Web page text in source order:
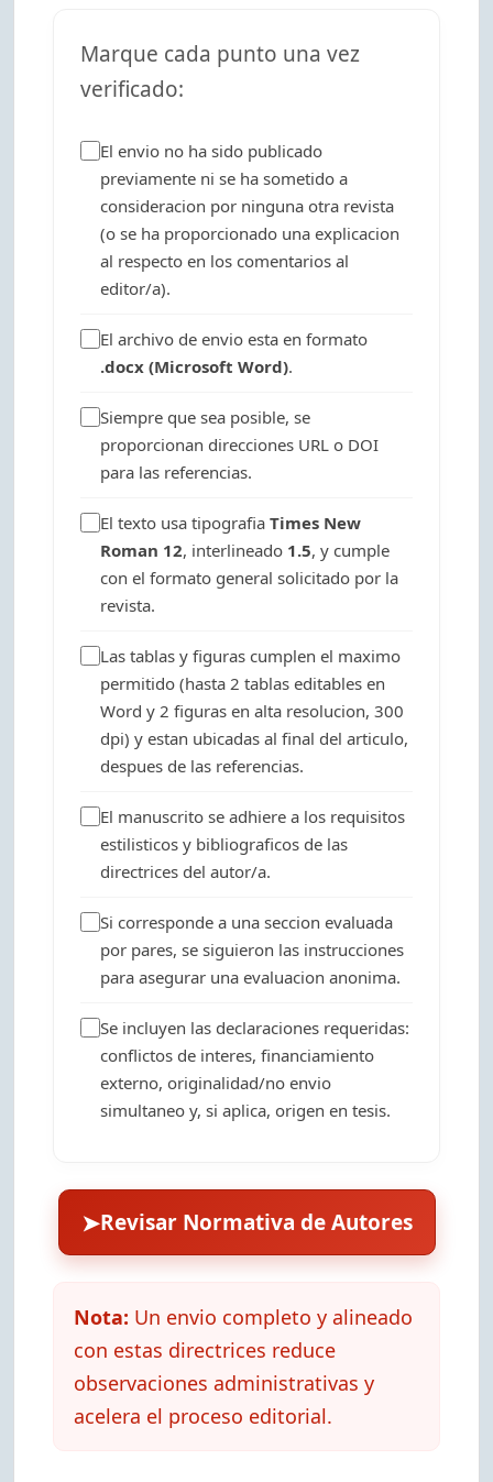
Marque cada punto una vez
verificado:
El envio no ha sido publicado
previamente ni se ha sometido a
consideracion por ninguna otra revista
(o se ha proporcionado una explicacion
al respecto en los comentarios al
editor/a).
El archivo de envio esta en formato
.docx (Microsoft Word).
Siempre que sea posible, se
proporcionan direcciones URL o DOI
para las referencias.
El texto usa tipografia Times New
Roman 12, interlineado 1.5, y cumple
con el formato general solicitado por la
revista.
Las tablas y figuras cumplen el maximo
permitido (hasta 2 tablas editables en
Word y 2 figuras en alta resolucion, 300
dpi) y estan ubicadas al final del articulo,
despues de las referencias.
El manuscrito se adhiere a los requisitos
estilisticos y bibliograficos de las
directrices del autor/a.
Si corresponde a una seccion evaluada
por pares, se siguieron las instrucciones
para asegurar una evaluacion anonima.
Se incluyen las declaraciones requeridas:
conflictos de interes, financiamiento
externo, originalidad/no envio
simultaneo y, si aplica, origen en tesis.
➤Revisar Normativa de Autores
Nota: Un envio completo y alineado
con estas directrices reduce
observaciones administrativas y
acelera el proceso editorial.